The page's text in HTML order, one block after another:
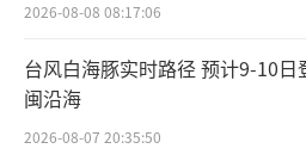
2026-08-08 08:17:06
台风白海豚实时路径 预计9-10日
闽沿海
2026-08-07 20:35:50